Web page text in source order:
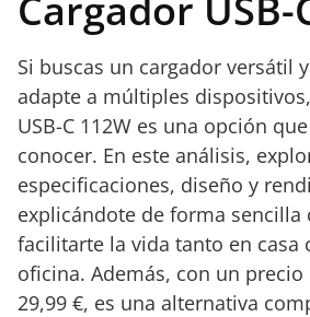
Si buscas un cargador versátil
adapte a múltiples
USB-C 112W es una opción
conocer. En este análisis,
especificaciones, diseño y
explicándote de forma sencilla
facilitarte la vida tanto en casa
oficina. Además, con un
29,99 €, es una alternativa